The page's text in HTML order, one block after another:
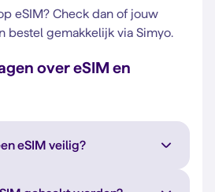
eSIM? Check dan of jouw
bestel gemakkelijk via Simyo.
over eSIM en
eSIM veilig?